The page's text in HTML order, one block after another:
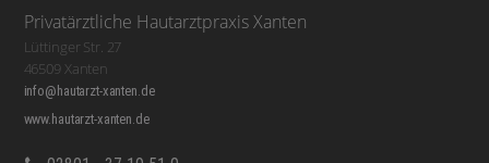
Privatärztliche Hautarztpraxis Xanten
Lüttinger Str. 27
46509 Xanten
info@hautarzt-xanten.de
www.hautarzt-xanten.de